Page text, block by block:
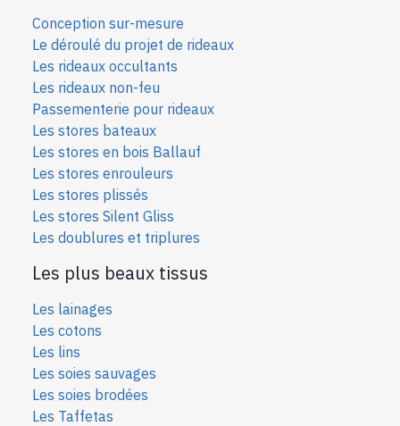
Conception sur-mesure
Le déroulé du projet de rideaux
Les rideaux occultants
Les rideaux non-feu
Passementerie pour rideaux
Les stores bateaux
Les stores en bois Ballauf
Les stores enrouleurs
Les stores plissés
Les stores Silent Gliss
Les doublures et triplures
Les plus beaux tissus
Les lainages
Les cotons
Les lins
Les soies sauvages
Les soies brodées
Les Taffetas